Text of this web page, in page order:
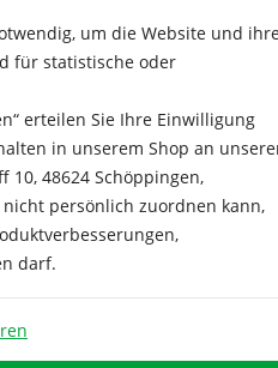
Aussaat:
Besonderheit:
Ernte:
Farbe:
Höhe:
um die Website und
für statistische oder
erteilen Sie Ihre Einwilligung
in unserem Shop an
10, 48624 Schöppingen,
persönlich zuordnen kann,
darf.